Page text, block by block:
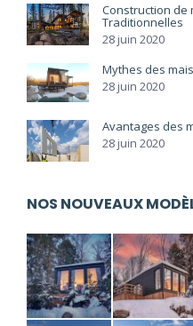
Construction de
Traditionnelles
28 juin 2020
Mythes des
28 juin 2020
Avantages des
28 juin 2020
NOS NOUVEAUX